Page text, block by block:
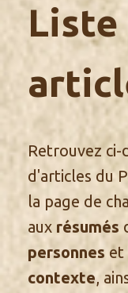
Liste
Retrouvez
d'articles du
la page de
aux résumés
personnes et
contexte,